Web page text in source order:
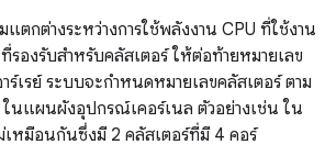
แตกต่างระหว่างการใช้พลังงาน CPU ที่ใช้งาน
รองรับสำหรับคลัสเตอร์ ให้ต่อท้ายหมายเลข
ร์เรย์ ระบบจะกำหนดหมายเลขคลัสเตอร์ ตาม
นแผนผังอุปกรณ์เคอร์เนล ตัวอย่างเช่น ใน
หมือนกันซึ่งมี 2 คลัสเตอร์ที่มี 4 คอร์